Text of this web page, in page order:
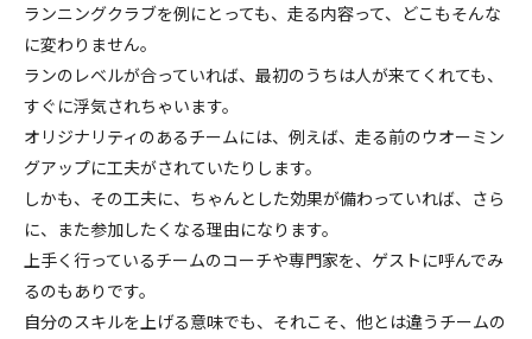
ランニングクラブを例にとっても、走る内容って、どこもそんな
に変わりません。
ランのレベルが合っていれば、最初のうちは人が来てくれても、
すぐに浮気されちゃいます。
オリジナリティのあるチームには、例えば、走る前のウオーミン
グアップに工夫がされていたりします。
しかも、その工夫に、ちゃんとした効果が備わっていれば、さら
に、また参加したくなる理由になります。
上手く行っているチームのコーチや専門家を、ゲストに呼んでみ
るのもありです。
自分のスキルを上げる意味でも、それこそ、他とは違うチームの